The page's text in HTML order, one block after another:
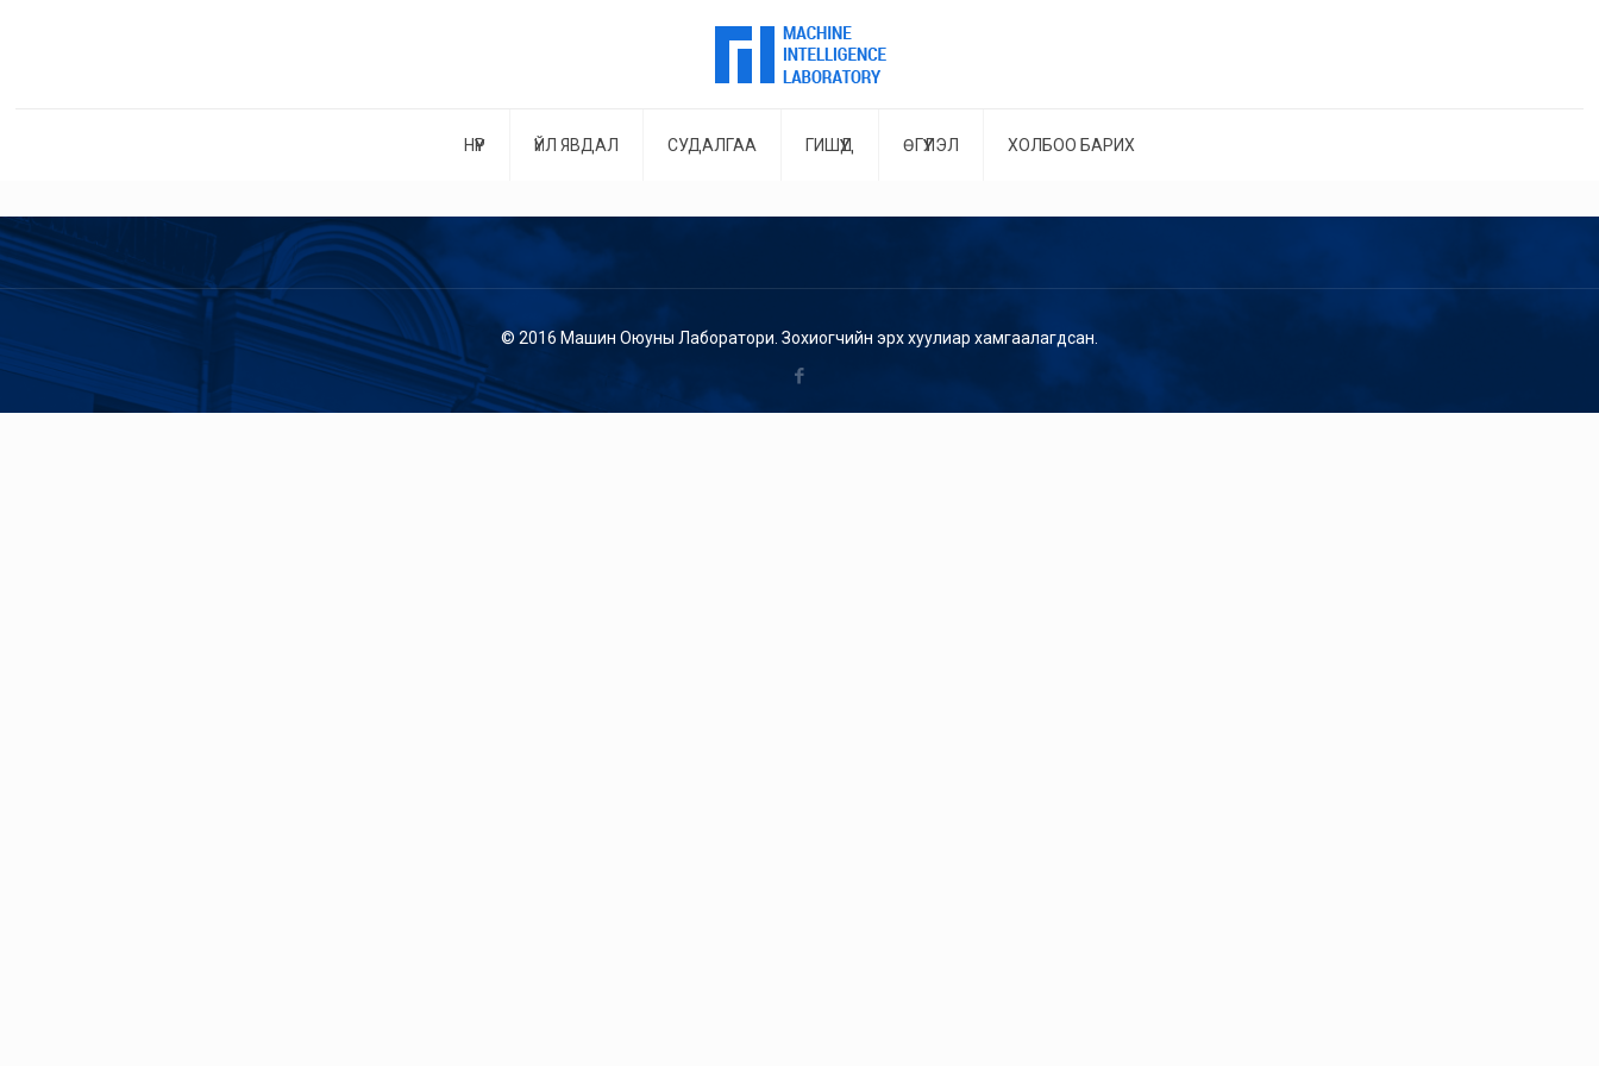
НҮҮР ҮЙЛ ЯВДАЛ СУДАЛГАА ГИШҮҮД ӨГҮҮЛЭЛ ХОЛБОО БАРИХ
© 2016 Машин Оюуны Лаборатори. Зохиогчийн эрх хуулиар хамгаалагдсан.